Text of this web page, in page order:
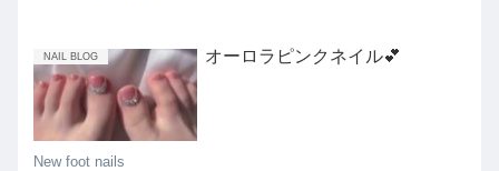
NAIL BLOG オーロラピンクネイル💕
New foot nails